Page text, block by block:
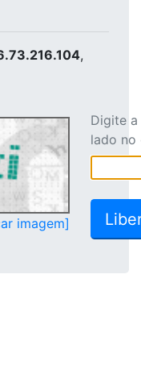
,
imagem]
Digite
lado no